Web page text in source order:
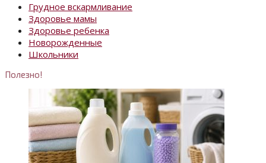
Грудное вскармливание
Здоровье мамы
Здоровье ребенка
Новорожденные
Школьники
Полезно!